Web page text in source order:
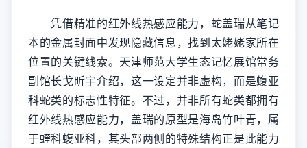
凭借精准的红外线热感应能力，蛇盖瑞从笔记
本的金属封面中发现隐藏信息，找到太姥姥家所在
位置的关键线索。天津师范大学生态记忆展馆常务
副馆长戈昕宇介绍，这一设定并非虚构，而是蝮亚
科蛇类的标志性特征。不过，并非所有蛇类都拥有
红外线热感应能力，盖瑞的原型是海岛竹叶青，属
于蝰科蝮亚科，其头部两侧的特殊结构正是此能力